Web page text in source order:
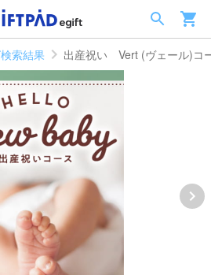
索結果 出産祝い Vert (ヴェール)コ